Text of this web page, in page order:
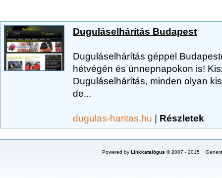
Duguláselhárítás Budapest
Duguláselhárítás géppel
hétvégén és ünnepnapokon is!
Duguláselhárítás, minden olyan
de...
dugulas-haritas.hu | Részletek
Powered by Linkkatalógus © 2007 - 2015